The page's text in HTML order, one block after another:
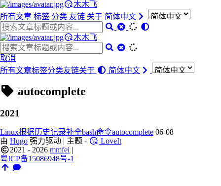
木木飞
所有文章 标签 分类 友链 关于 简体中文
木木飞
取消
所有文章标签分类友链关于 简体中文
autocomplete
2021
Linux根据历史记录补全bash命令autocomplete 06-08
由 Hugo 强力驱动 | 主题 -
LoveIt
2021 - 2026 mmfei |
粤ICP备15086948号-1